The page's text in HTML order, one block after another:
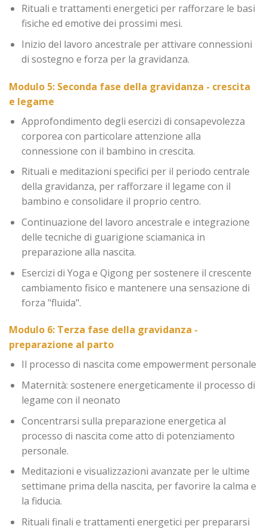
Rituali e trattamenti energetici per rafforzare le basi
fisiche ed emotive dei prossimi mesi.
Inizio del lavoro ancestrale per attivare connessioni
di sostegno e forza per la gravidanza.
Modulo 5: Seconda fase della gravidanza - crescita
e legame
Approfondimento degli esercizi di consapevolezza
corporea con particolare attenzione alla
connessione con il bambino in crescita.
Rituali e meditazioni specifici per il periodo centrale
della gravidanza, per rafforzare il legame con il
bambino e consolidare il proprio centro.
Continuazione del lavoro ancestrale e integrazione
delle tecniche di guarigione sciamanica in
preparazione alla nascita.
Esercizi di Yoga e Qigong per sostenere il crescente
cambiamento fisico e mantenere una sensazione di
forza "fluida".
Modulo 6: Terza fase della gravidanza -
preparazione al parto
Il processo di nascita come empowerment personale
Maternità: sostenere energeticamente il processo di
legame con il neonato
Concentrarsi sulla preparazione energetica al
processo di nascita come atto di potenziamento
personale.
Meditazioni e visualizzazioni avanzate per le ultime
settimane prima della nascita, per favorire la calma e
la fiducia.
Rituali finali e trattamenti energetici per prepararsi